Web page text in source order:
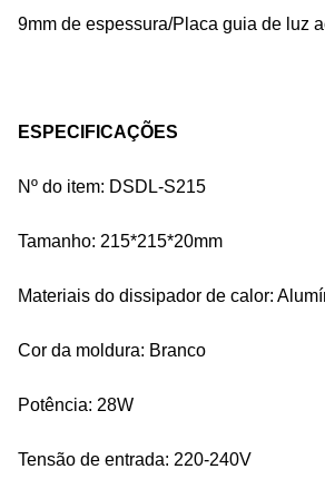
9mm de espessura/Placa guia de luz
ESPECIFICAÇÕES
Nº do item: DSDL-S215
Tamanho: 215*215*20mm
Materiais do dissipador de calor:
Cor da moldura: Branco
Potência: 28W
Tensão de entrada: 220-240V